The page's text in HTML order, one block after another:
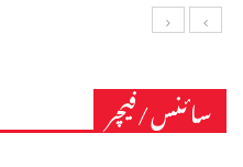
سائنس/فیچر